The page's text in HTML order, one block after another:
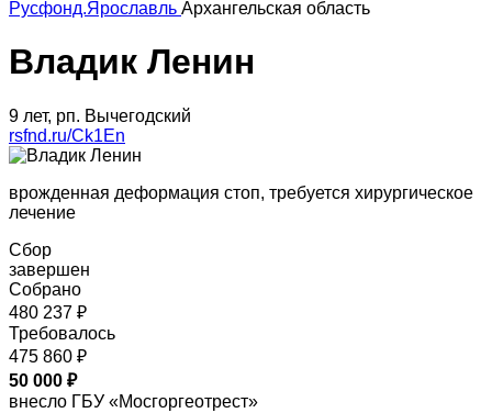
Русфонд.Ярославль Архангельская область
Владик Ленин
9 лет, рп. Вычегодский
rsfnd.ru/Ck1En
врожденная деформация стоп, требуется хирургическое
лечение
Сбор
завершен
Собрано
480 237 ₽
Требовалось
475 860 ₽
50 000 ₽
внесло ГБУ «Мосгоргеотрест»